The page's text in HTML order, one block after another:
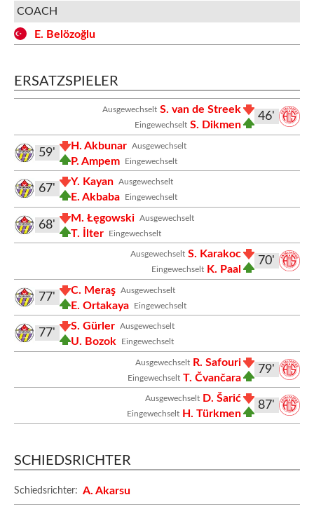
COACH
E. Belözoğlu
ERSATZSPIELER
46'
Ausgewechselt S. van de Streek
Eingewechselt S. Dikmen
Ausgewechselt
H. Akbunar
Eingewechselt
P. Ampem
59'
Ausgewechselt
Y. Kayan
Eingewechselt
E. Akbaba
67'
Ausgewechselt
M. Łęgowski
Eingewechselt
T. İlter
68'
70'
Ausgewechselt S. Karakoc
Eingewechselt K. Paal
Ausgewechselt
C. Meraş
Eingewechselt
E. Ortakaya
77'
Ausgewechselt
S. Gürler
Eingewechselt
U. Bozok
77'
79'
Ausgewechselt R. Safouri
Eingewechselt T. Čvančara
87'
Ausgewechselt D. Šarić
Eingewechselt H. Türkmen
SCHIEDSRICHTER
Schiedsrichter: A. Akarsu